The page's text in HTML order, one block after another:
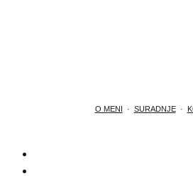
O MENI · SURADNJE·